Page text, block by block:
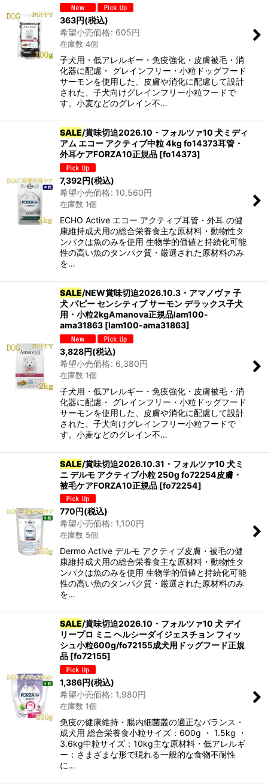
363円(税込)
希望小売価格: 605円
在庫数 4個
子犬用・低アレルギー・免疫強化・皮膚被毛・消
化器に配慮・ グレインフリー・小粒ドッグフード
サーモンを使用した、皮膚や消化に配慮して設計
された、子犬向けグレインフリー小粒フードで
す。小麦などのグレイン不…
SALE/賞味切迫2026.10・フォルツァ10 犬ミディ
アム エコー アクティブ中粒 4kg fo14373耳管・
外耳ケアFORZA10正規品 [fo14373]
7,392円(税込)
希望小売価格: 10,560円
在庫数 1個
ECHO Active エコー アクティブ耳管・外耳 の健
康維持成犬用の総合栄養食主な原材料・動物性タ
ンパクは魚のみを使用 生物学的価値と持続化可能
性の高い魚のタンパク質・厳選された原材料のみ
を…
SALE/NEW賞味切迫2026.10.3・アマノヴァ 子
犬 パピー センシティブ サーモン デラックス子犬
用・小粒2kgAmanova正規品lam100-
ama31863 [lam100-ama31863]
3,828円(税込)
希望小売価格: 6,380円
在庫数 1個
子犬用・低アレルギー・免疫強化・皮膚被毛・消
化器に配慮・ グレインフリー・小粒ドッグフード
サーモンを使用した、皮膚や消化に配慮して設計
された、子犬向けグレインフリー小粒フードで
す。小麦などのグレイン不…
SALE/賞味切迫2026.10.31・フォルツァ10 犬ミ
ニ デルモ アクティブ小粒 250g fo72254皮膚・
被毛ケアFORZA10正規品 [fo72254]
770円(税込)
希望小売価格: 1,100円
在庫数 5個
Dermo Active デルモ アクティブ皮膚・被毛の健
康維持成犬用の総合栄養食主な原材料・動物性タ
ンパクは魚のみを使用 生物学的価値と持続化可能
性の高い魚のタンパク質・厳選された原材料のみ
を…
SALE/賞味切迫2026.10・フォルツァ10 犬 デイ
リープロ ミニ ヘルシーダイジェスチョン フィッ
シュ小粒600g/fo72155成犬用ドッグフード正規
品 [fo72155]
1,386円(税込)
希望小売価格: 1,980円
在庫数 1個
免疫の健康維持・腸内細菌叢の適正なバランス・
成犬用 総合栄養食小粒サイズ：600g ・ 1.5kg ・
3.6kg中粒サイズ：10kg主な原材料・低アレルギ
ー：さまざまな形で現れる一般的な食物不耐性
に…